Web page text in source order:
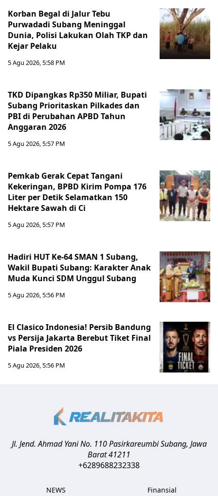
Korban Begal di Jalur Tebu
Purwadadi Subang Meninggal
Dunia, Polisi Lakukan Olah TKP dan
Kejar Pelaku
5 Agu 2026, 5:58 PM
TKD Dipangkas Rp350 Miliar, Bupati
Subang Prioritaskan Pilkades dan
PBI di Perubahan APBD Tahun
Anggaran 2026
5 Agu 2026, 5:57 PM
Pemkab Gerak Cepat Tangani
Kekeringan, BPBD Kirim Pompa 176
Liter per Detik Selamatkan 150
Hektare Sawah di Ci
5 Agu 2026, 5:57 PM
Hadiri HUT Ke-64 SMAN 1 Subang,
Wakil Bupati Subang: Karakter Anak
Muda Kunci SDM Unggul Subang
5 Agu 2026, 5:56 PM
El Clasico Indonesia! Persib Bandung
vs Persija Jakarta Berebut Tiket Final
Piala Presiden 2026
5 Agu 2026, 5:56 PM
Jl. Jend. Ahmad Yani No. 110 Pasirkareumbi Subang, Jawa
Barat41211
+6289688232338
NEWS Finansial